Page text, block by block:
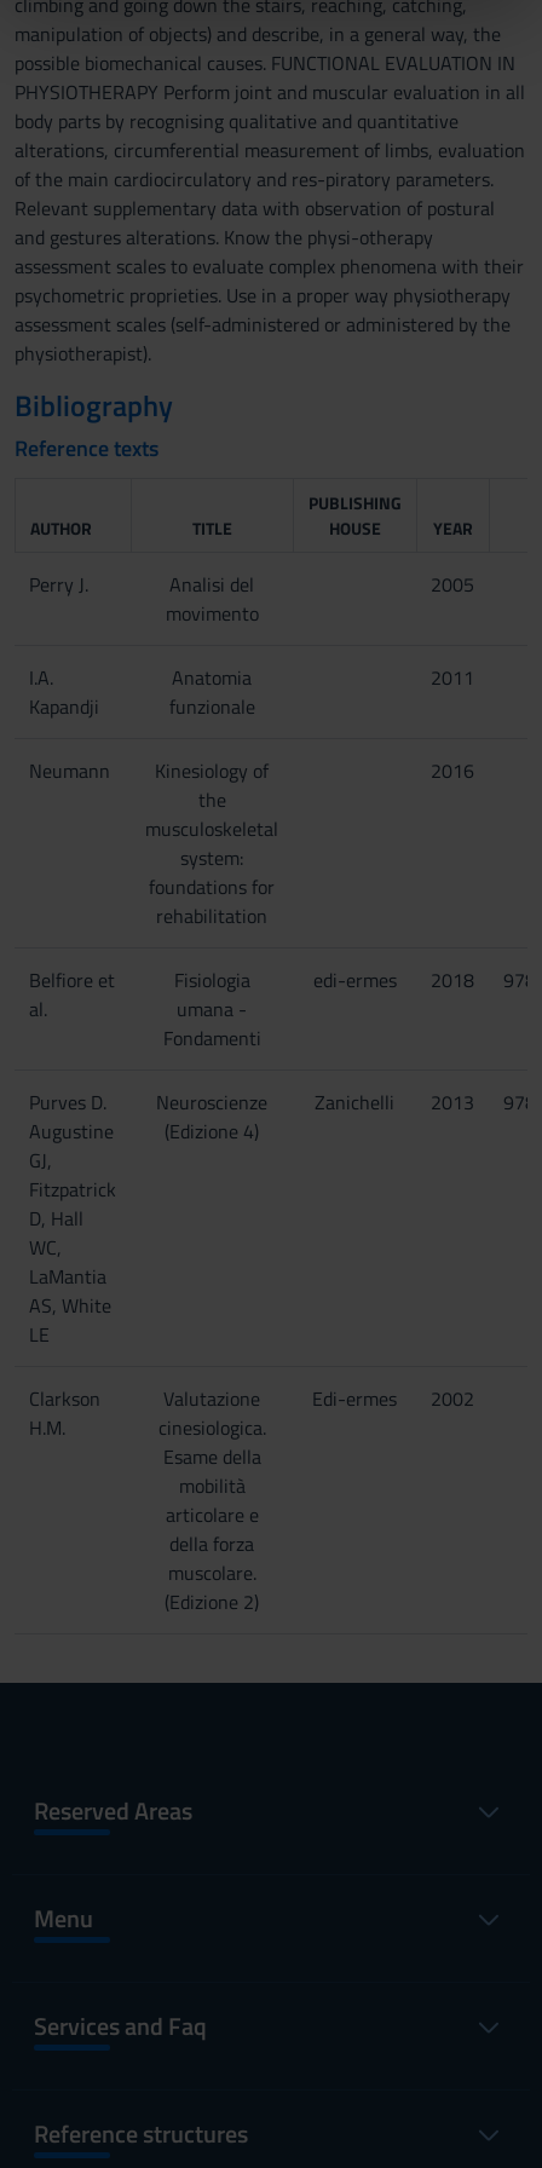
nostri partner che si occupano di analisi dei dati web,
pubblicità e social media, i quali potrebbero combinarle
con altre informazioni che hai fornito loro o che hanno
raccolto dal tuo utilizzo dei loro servizi.
manipulation of objects) and describe, in a general way, the
possible biomechanical causes. FUNCTIONAL EVALUATION IN
PHYSIOTHERAPY Perform joint and muscular evaluation in all
body parts by recognising qualitative and quantitative
alterations, circumferential measurement of limbs, evaluation
of the main cardiocirculatory and res-piratory parameters.
Relevant supplementary data with observation of postural
and gestures alterations. Know the physi-otherapy
assessment scales to evaluate complex phenomena with their
psychometric proprieties. Use in a proper way physiotherapy
assessment scales (self-administered or administered by the
physiotherapist).
Bibliography
Reference texts
AUTHOR TITLE
PUBLISHING
HOUSE
YEAR
Perry J.
Analisi del
movimento
2005
I.A.
Kapandji
Anatomia
funzionale
2011
Neumann
Kinesiology of
the
musculoskeletal
system:
foundations for
rehabilitation
2016
Belfiore et
al.
Fisiologia
umana -
Fondamenti
edi-ermes 2018
Purves D.
Augustine
GJ,
Fitzpatrick
D, Hall
WC,
LaMantia
AS, White
LE
Neuroscienze
(Edizione 4)
Zanichelli 2013
Clarkson
H.M.
Valutazione
cinesiologica.
Esame della
mobilità
articolare e
della forza
muscolare.
(Edizione 2)
Edi-ermes 2002
Reserved Areas
Menu
Services and Faq
Reference structures